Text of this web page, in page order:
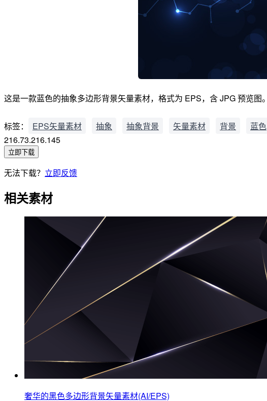
这是一款蓝色的抽象多边形背景矢量素材，格式为 EPS，含 JPG 预览图。
标签： EPS矢量素材 抽象 抽象背景 矢量素材 背景
蓝色
216.73.216.145
立即下载
无法下载？ 立即反馈
相关素材
奢华的黑色多边形背景矢量素材(AI/EPS)